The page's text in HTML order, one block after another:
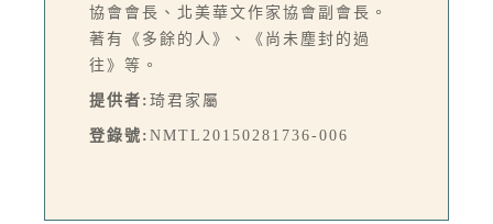
協會會長、北美華文作家協會副會長。
著有《多餘的人》、《尚未塵封的過
往》等。
提供者: 琦君家屬
登錄號: NMTL20150281736-006